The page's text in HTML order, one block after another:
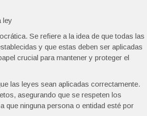
ley
Se refiere a la idea de que todas las
y que estas deben ser aplicadas
crucial para mantener y proteger el
las leyes sean aplicadas correctamente.
asegurando que se respeten los
que ninguna persona o entidad esté por